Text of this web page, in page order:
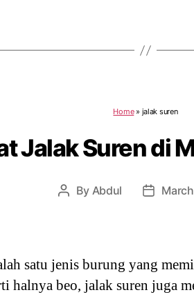
Home» jalak suren
Jalak Suren di
Post
By Abdul
Post
satu jenis burung yang
halnya beo, jalak suren juga